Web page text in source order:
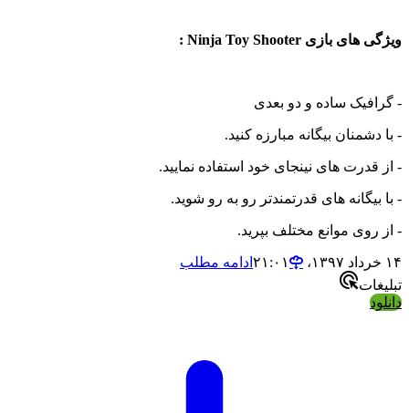
ویژگی های بازی Ninja Toy Shooter :
- گرافیک ساده و دو بعدی
- با دشمنان بیگانه مبارزه کنید.
- از قدرت های نینجای خود استفاده نمایید.
- با بیگانه های قدرتمندتر رو به رو شوید.
- از روی موانع مختلف بپرید.
۱۴ خرداد ۱۳۹۷،‏ ۲۱:۰۱
ادامه مطلب
تبلیغات
دانلود